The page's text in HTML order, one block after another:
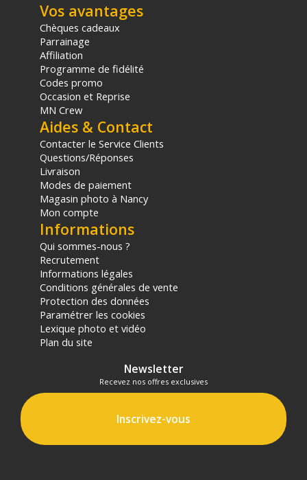
Vos avantages
Chèques cadeaux
Parrainage
Affiliation
Programme de fidélité
Codes promo
Occasion et Reprise
MN Crew
Aides & Contact
Contacter le Service Clients
Questions/Réponses
Livraison
Modes de paiement
Magasin photo à Nancy
Mon compte
Informations
Qui sommes-nous ?
Recrutement
Informations légales
Conditions générales de vente
Protection des données
Paramétrer les cookies
Lexique photo et vidéo
Plan du site
Newsletter
Recevez nos offres exclusives
Inscrivez-vous